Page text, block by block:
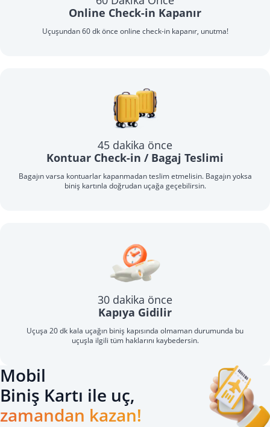
Online Check-in Kapanır
Uçuşundan 60 dk önce online check-in kapanır, unutma!
45 dakika önce
Kontuar Check-in / Bagaj Teslimi
Bagajın varsa kontuarlar kapanmadan teslim etmelisin. Bagajın yoksa
biniş kartınla doğrudan uçağa geçebilirsin.
30 dakika önce
Kapıya Gidilir
Uçuşa 20 dk kala uçağın biniş kapısında olmaman durumunda bu
uçuşla ilgili tüm haklarını kaybedersin.
Mobil
Biniş Kartı ile uç,
zamandan kazan!